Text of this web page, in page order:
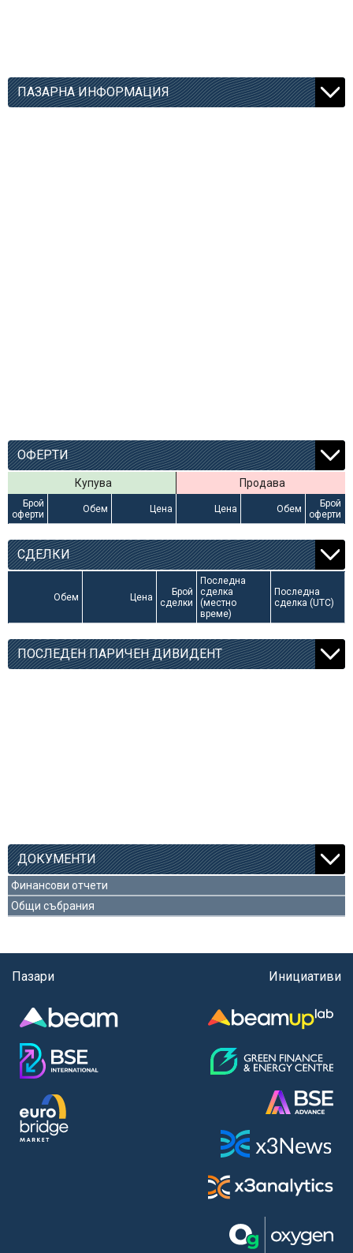
ПАЗАРНА ИНФОРМАЦИЯ
ОФЕРТИ
Купува Продава
Брой
оферти
Обем Цена Цена Обем
Брой
оферти
СДЕЛКИ
Обем Цена
Брой
сделки
Последна
сделка
(местно
време)
Последна
сделка (UTC)
ПОСЛЕДЕН ПАРИЧЕН ДИВИДЕНТ
ДОКУМЕНТИ
Финансови отчети
Общи събрания
Пазари Инициативи